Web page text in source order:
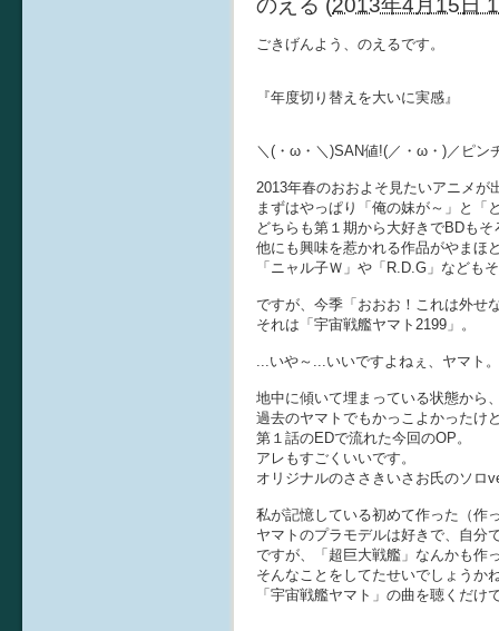
ごきげんよう、のえるです。
『年度切り替えを大いに実感』
＼(・ω・＼)SAN値!(／・ω・)／ピン
2013年春のおおよそ見たいアニメが
まずはやっぱり「俺の妹が～」と「
どちらも第１期から大好きでBDも
他にも興味を惹かれる作品がやまほ
「ニャル子Ｗ」や「R.D.G」なども
ですが、今季「おおお！これは外せ
それは「宇宙戦艦ヤマト2199」。
...いや～...いいですよねぇ、ヤマト。
地中に傾いて埋まっている状態から
過去のヤマトでもかっこよかったけ
第１話のEDで流れた今回のOP。
アレもすごくいいです。
オリジナルのささきいさお氏のソロ
私が記憶している初めて作った（作
ヤマトのプラモデルは好きで、自分
ですが、「超巨大戦艦」なんかも作
そんなことをしてたせいでしょうか
「宇宙戦艦ヤマト」の曲を聴くだけ